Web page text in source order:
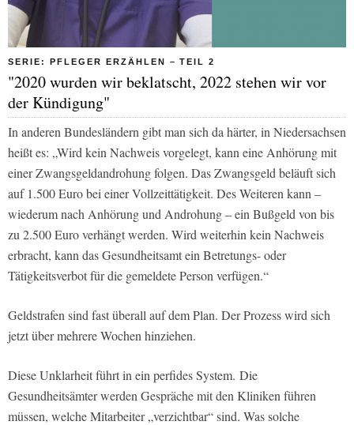
SERIE: PFLEGER ERZÄHLEN – TEIL 2
"2020 wurden wir beklatscht, 2022 stehen wir vor
der Kündigung"
In anderen Bundesländern gibt man sich da härter, in Niedersachsen
heißt es: „Wird kein Nachweis vorgelegt, kann eine Anhörung mit
einer Zwangsgeldandrohung folgen. Das Zwangsgeld beläuft sich
auf 1.500 Euro bei einer Vollzeittätigkeit. Des Weiteren kann –
wiederum nach Anhörung und Androhung – ein Bußgeld von bis
zu 2.500 Euro verhängt werden. Wird weiterhin kein Nachweis
erbracht, kann das Gesundheitsamt ein Betretungs- oder
Tätigkeitsverbot für die gemeldete Person verfügen.“
Geldstrafen sind fast überall auf dem Plan. Der Prozess wird sich
jetzt über mehrere Wochen hinziehen.
Diese Unklarheit führt in ein perfides System. Die
Gesundheitsämter werden Gespräche mit den Kliniken führen
müssen, welche Mitarbeiter „verzichtbar“ sind. Was solche